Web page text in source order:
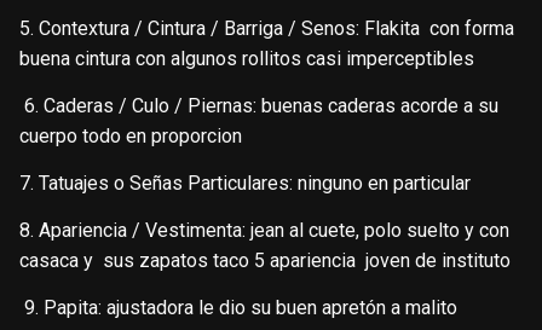
5. Contextura / Cintura / Barriga / Senos: Flakita con forma
buena cintura con algunos rollitos casi imperceptibles
6. Caderas / Culo / Piernas: buenas caderas acorde a su
cuerpo todo en proporcion
7. Tatuajes o Señas Particulares: ninguno en particular
8. Apariencia / Vestimenta: jean al cuete, polo suelto y con
casaca y sus zapatos taco 5 apariencia joven de instituto
9. Papita: ajustadora le dio su buen apretón a malito